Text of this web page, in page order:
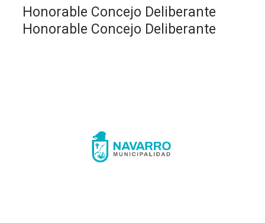
Honorable Concejo Deliberante
Honorable Concejo Deliberante